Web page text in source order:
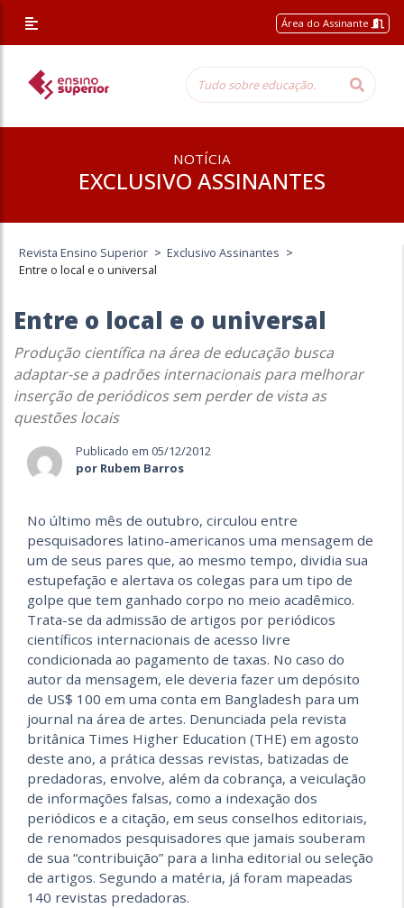
Área do Assinante
NOTÍCIA
EXCLUSIVO ASSINANTES
Revista Ensino Superior > Exclusivo Assinantes >
Entre o local e o universal
Entre o local e o universal
Produção científica na área de educação busca
adaptar-se a padrões internacionais para melhorar
inserção de periódicos sem perder de vista as
questões locais
Publicado em 05/12/2012
por Rubem Barros
No último mês de outubro, circulou entre
pesquisadores latino-americanos uma mensagem de
um de seus pares que, ao mesmo tempo, dividia sua
estupefação e alertava os colegas para um tipo de
golpe que tem ganhado corpo no meio acadêmico.
Trata-se da admissão de artigos por periódicos
científicos internacionais de acesso livre
condicionada ao pagamento de taxas. No caso do
autor da mensagem, ele deveria fazer um depósito
de US$ 100 em uma conta em Bangladesh para um
journal na área de artes. Denunciada pela revista
britânica Times Higher Education (THE) em agosto
deste ano, a prática dessas revistas, batizadas de
predadoras, envolve, além da cobrança, a veiculação
de informações falsas, como a indexação dos
periódicos e a citação, em seus conselhos editoriais,
de renomados pesquisadores que jamais souberam
de sua “contribuição” para a linha editorial ou seleção
de artigos. Segundo a matéria, já foram mapeadas
140 revistas predadoras.